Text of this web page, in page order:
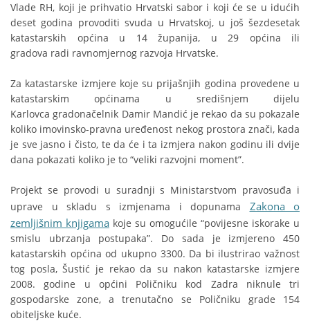
Vlade RH, koji je prihvatio Hrvatski sabor i koji će se u idućih
deset godina provoditi svuda u Hrvatskoj, u još šezdesetak
katastarskih općina u 14 županija, u 29 općina ili
gradova radi ravnomjernog razvoja Hrvatske.
Za katastarske izmjere koje su prijašnjih godina provedene u
katastarskim općinama u središnjem dijelu
Karlovca gradonačelnik Damir Mandić je rekao da su pokazale
koliko imovinsko-pravna uređenost nekog prostora znači, kada
je sve jasno i čisto, te da će i ta izmjera nakon godinu ili dvije
dana pokazati koliko je to “veliki razvojni moment”.
Projekt se provodi u suradnji s Ministarstvom pravosuđa i
uprave u skladu s izmjenama i dopunama Zakona o
zemljišnim knjigama koje su omogućile “povijesne iskorake u
smislu ubrzanja postupaka”. Do sada je izmjereno 450
katastarskih općina od ukupno 3300. Da bi ilustrirao važnost
tog posla, Šustić je rekao da su nakon katastarske izmjere
2008. godine u općini Poličniku kod Zadra niknule tri
gospodarske zone, a trenutačno se Poličniku grade 154
obiteljske kuće.